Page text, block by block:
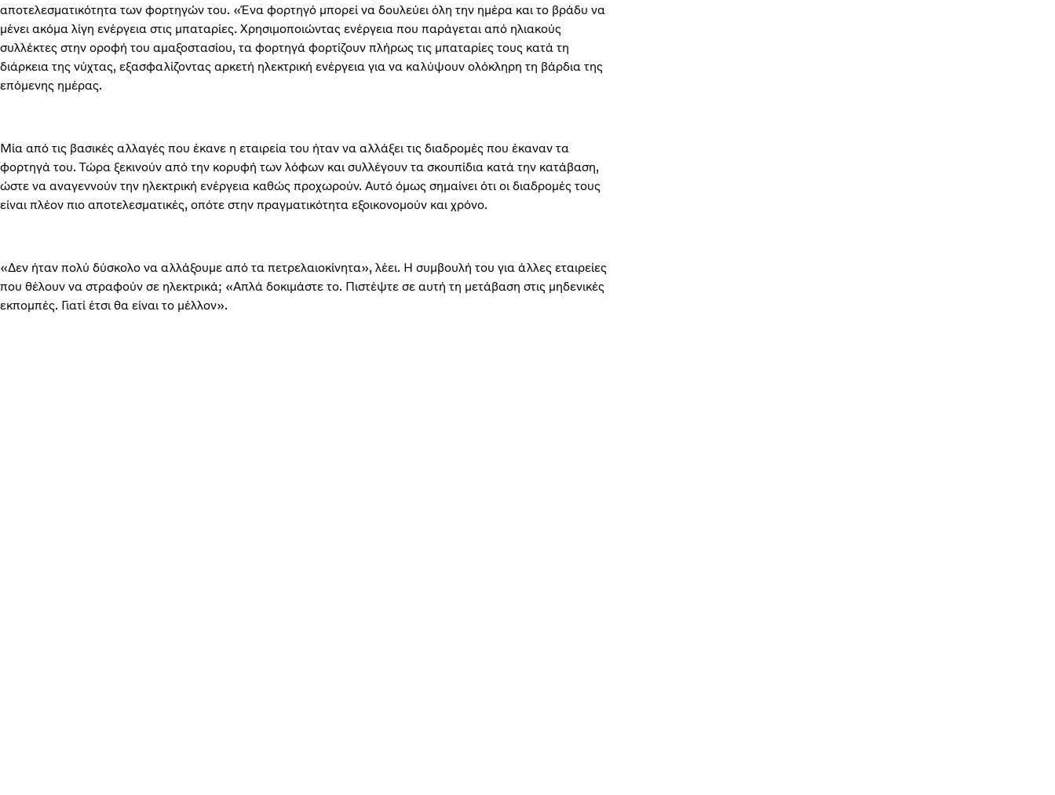
αποτελεσματικότητα των φορτηγών του. «Ένα φορτηγό μπορεί να δουλεύει όλη την ημέρα και το βράδυ να
μένει ακόμα λίγη ενέργεια στις μπαταρίες. Χρησιμοποιώντας ενέργεια που παράγεται από ηλιακούς
συλλέκτες στην οροφή του αμαξοστασίου, τα φορτηγά φορτίζουν πλήρως τις μπαταρίες τους κατά τη
διάρκεια της νύχτας, εξασφαλίζοντας αρκετή ηλεκτρική ενέργεια για να καλύψουν ολόκληρη τη βάρδια της
επόμενης ημέρας.
Μία από τις βασικές αλλαγές που έκανε η εταιρεία του ήταν να αλλάξει τις διαδρομές που έκαναν τα
φορτηγά του. Τώρα ξεκινούν από την κορυφή των λόφων και συλλέγουν τα σκουπίδια κατά την κατάβαση,
ώστε να αναγεννούν την ηλεκτρική ενέργεια καθώς προχωρούν. Αυτό όμως σημαίνει ότι οι διαδρομές τους
είναι πλέον πιο αποτελεσματικές, οπότε στην πραγματικότητα εξοικονομούν και χρόνο.
«Δεν ήταν πολύ δύσκολο να αλλάξουμε από τα πετρελαιοκίνητα», λέει. Η συμβουλή του για άλλες εταιρείες
που θέλουν να στραφούν σε ηλεκτρικά; «Απλά δοκιμάστε το. Πιστέψτε σε αυτή τη μετάβαση στις μηδενικές
εκπομπές. Γιατί έτσι θα είναι το μέλλον».